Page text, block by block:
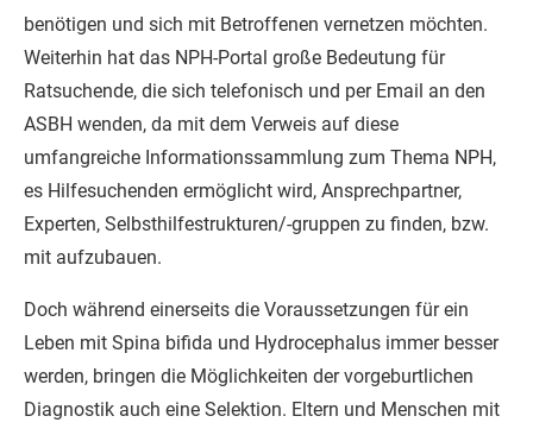
benötigen und sich mit Betroffenen vernetzen möchten.
Weiterhin hat das NPH-Portal große Bedeutung für
Ratsuchende, die sich telefonisch und per Email an den
ASBH wenden, da mit dem Verweis auf diese
umfangreiche Informationssammlung zum Thema NPH,
es Hilfesuchenden ermöglicht wird, Ansprechpartner,
Experten, Selbsthilfestrukturen/-gruppen zu finden, bzw.
mit aufzubauen.
Doch während einerseits die Voraussetzungen für ein
Leben mit Spina bifida und Hydrocephalus immer besser
werden, bringen die Möglichkeiten der vorgeburtlichen
Diagnostik auch eine Selektion. Eltern und Menschen mit